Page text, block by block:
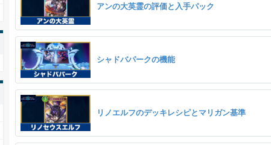
アンの大英霊の評価と入手パック
シャドバパークの機能
リノエルフのデッキレシピとマリガン基準